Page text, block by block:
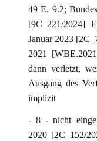
49 E. 9.2;
[9C_221/2024]
Januar 2023
2021
dann verletzt,
Ausgang des
implizit
- 8 - nicht
2020 [2C_152/